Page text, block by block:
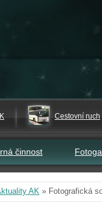
Cestovní ruch
činnost
AK » Fotografická